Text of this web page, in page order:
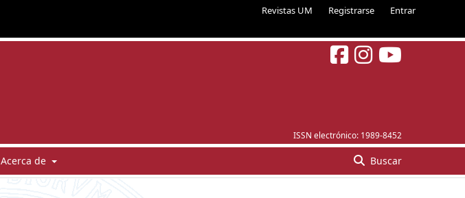
Revistas UM Registrarse Entrar
ISSN electrónico: 1989-8452
Acerca de Buscar